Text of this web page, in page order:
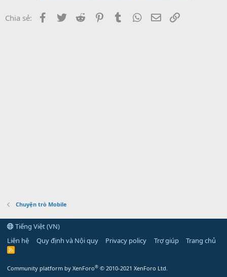
Chia sẻ: Facebook
Twitter Reddit PinterestTumblr WhatsApp
Email
Chuyện trò Mobile
Tiếng Việt (VN)
Liên hệ
Quy định và Nội quy Privacy policy Trợ giúp Trang chủ
R
Community platform by XenForo® © 2010-2021 XenForo Ltd.